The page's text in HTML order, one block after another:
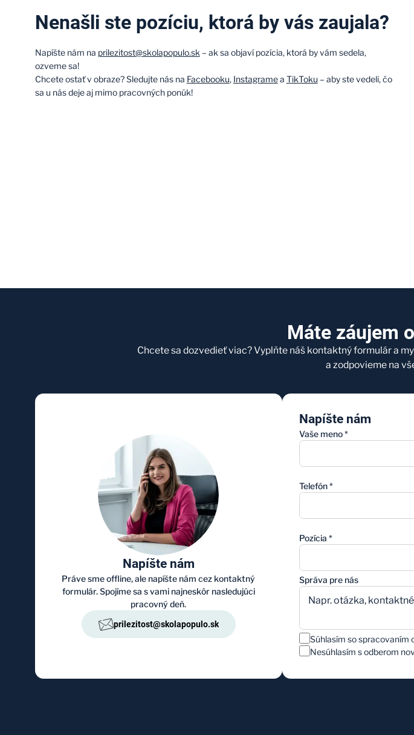
Nenašli ste pozíciu, ktorá by vás zaujala?
Napíšte nám na prilezitost@skolapopulo.sk – ak sa objaví pozícia, ktorá by vám sedela,
ozveme sa!
Chcete ostať v obraze? Sledujte nás na Facebooku, Instagramea TikToku – aby ste vedeli, čo
sa u nás deje aj mimo pracovných ponúk!
Máte záujem
Chcete sa dozvedieť viac? Vyplňte náš kontaktný formulár a
a zodpovieme na
Napíšte nám
Práve sme offline, ale napíšte nám cez kontaktný
formulár. Spojíme sa s vami najneskôr nasledujúci
pracovný deň.
prilezitost@skolapopulo.sk
Napíšte nám
Vaše meno*
Telefón*
Pozícia *
Správa pre nás
Súhlasím so spracovaním
Nesúhlasím s odberom